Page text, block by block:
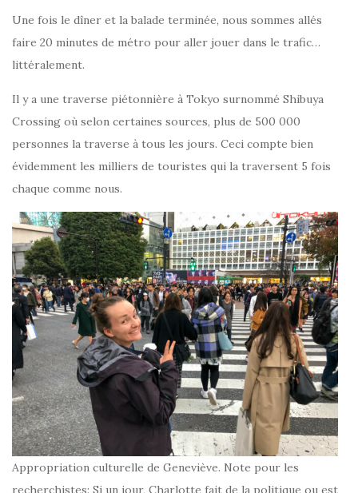
Une fois le dîner et la balade terminée, nous sommes allés
faire 20 minutes de métro pour aller jouer dans le trafic…
littéralement.
Il y a une traverse piétonnière à Tokyo surnommé Shibuya
Crossing où selon certaines sources, plus de 500 000
personnes la traverse à tous les jours. Ceci compte bien
évidemment les milliers de touristes qui la traversent 5 fois
chaque comme nous.
Appropriation culturelle de Geneviève. Note pour les
recherchistes: Si un jour, Charlotte fait de la politique ou est